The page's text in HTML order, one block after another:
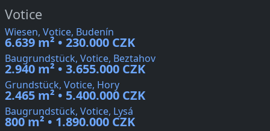
Votice
Wiesen, Votice, Budenín
6.639 m² • 230.000 CZK
Baugrundstück, Votice, Beztahov
2.940 m² • 3.655.000 CZK
Grundstück, Votice, Hory
2.465 m² • 5.400.000 CZK
Baugrundstück, Votice, Lysá
800 m² • 1.890.000 CZK